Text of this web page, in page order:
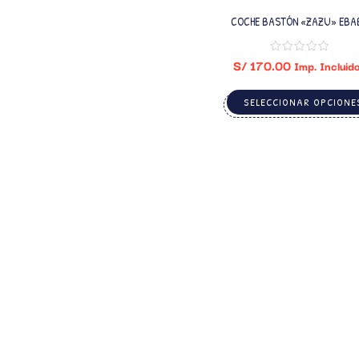
COCHE BASTÓN «ZAZU»
S/170.00 Imp.
SELECCIONAR